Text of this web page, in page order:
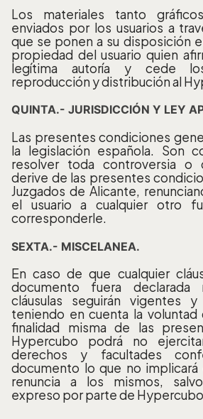
Los materiales tanto
enviados por los usuarios a
que se ponen a su disposición
propiedad del usuario quien
legítima autoría y cede
reproducción y distribución al
QUINTA.- JURISDICCIÓN Y LEY
Las presentes condiciones
la legislación española. Son
resolver toda controversia o
derive de las presentes
Juzgados de Alicante,
el usuario a cualquier otro
corresponderle.
SEXTA.- MISCELANEA.
En caso de que cualquier
documento fuera declarada
cláusulas seguirán vigentes
teniendo en cuenta la
finalidad misma de las
Hypercubo podrá no
derechos y facultades
documento lo que no implicará
renuncia a los mismos,
expreso por parte de